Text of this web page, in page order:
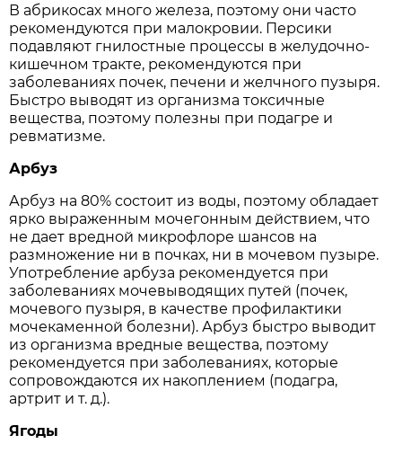
В абрикосах много железа, поэтому они часто
рекомендуются при малокровии. Персики
подавляют гнилостные процессы в желудочно-
кишечном тракте, рекомендуются при
заболеваниях почек, печени и желчного пузыря.
Быстро выводят из организма токсичные
вещества, поэтому полезны при подагре и
ревматизме.
Арбуз
Арбуз на 80% состоит из воды, поэтому обладает
ярко выраженным мочегонным действием, что
не дает вредной микрофлоре шансов на
размножение ни в почках, ни в мочевом пузыре.
Употребление арбуза рекомендуется при
заболеваниях мочевыводящих путей (почек,
мочевого пузыря, в качестве профилактики
мочекаменной болезни). Арбуз быстро выводит
из организма вредные вещества, поэтому
рекомендуется при заболеваниях, которые
сопровождаются их накоплением (подагра,
артрит и т. д.).
Ягоды